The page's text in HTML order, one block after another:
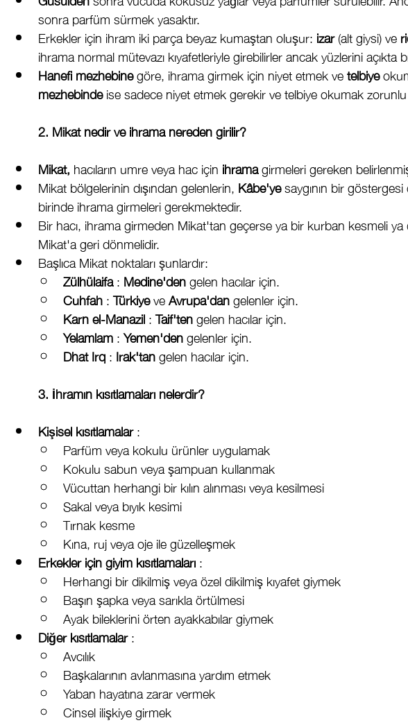
sonra parfüm sürmek yasaktır.
Erkekler için ihram iki parça beyaz kumaştan oluşur: izar (alt giysi) ve
ihrama normal mütevazı kıyafetleriyle girebilirler ancak yüzlerini açıkta
Hanefi mezhebine göre, ihrama girmek için niyet etmek ve telbiye
mezhebinde ise sadece niyet etmek gerekir ve telbiye okumak
2. Mikat nedir ve ihrama nereden girilir?
Mikat, hacıların umre veya hac için ihrama girmeleri gereken
Mikat bölgelerinin dışından gelenlerin, Kâbe'ye saygının bir
birinde ihrama girmeleri gerekmektedir.
Bir hacı, ihrama girmeden Mikat'tan geçerse ya bir kurban kesmeli
Mikat'a geri dönmelidir.
Başlıca Mikat noktaları şunlardır:
Zülhülaifa : Medine'den gelen hacılar için.
Cuhfah : Türkiye ve Avrupa'dan gelenler için.
Karn el-Manazil : Taif'ten gelen hacılar için.
Yelamlam : Yemen'den gelenler için.
Dhat Irq : Irak'tan gelen hacılar için.
3. İhramın kısıtlamaları nelerdir?
Kişisel kısıtlamalar :
Parfüm veya kokulu ürünler uygulamak
Kokulu sabun veya şampuan kullanmak
Vücuttan herhangi bir kılın alınması veya kesilmesi
Sakal veya bıyık kesimi
Tırnak kesme
Kına, ruj veya oje ile güzelleşmek
Erkekler için giyim kısıtlamaları :
Herhangi bir dikilmiş veya özel dikilmiş kıyafet giymek
Başın şapka veya sarıkla örtülmesi
Ayak bileklerini örten ayakkabılar giymek
Diğer kısıtlamalar :
Avcılık
Başkalarının avlanmasına yardım etmek
Yaban hayatına zarar vermek
Cinsel ilişkiye girmek